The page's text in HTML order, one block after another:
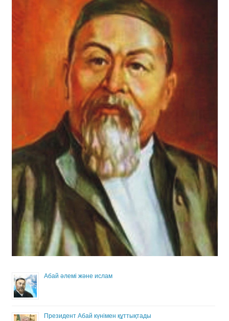
Абай әлемі және ислам
Президент Абай күнімен құттықтады